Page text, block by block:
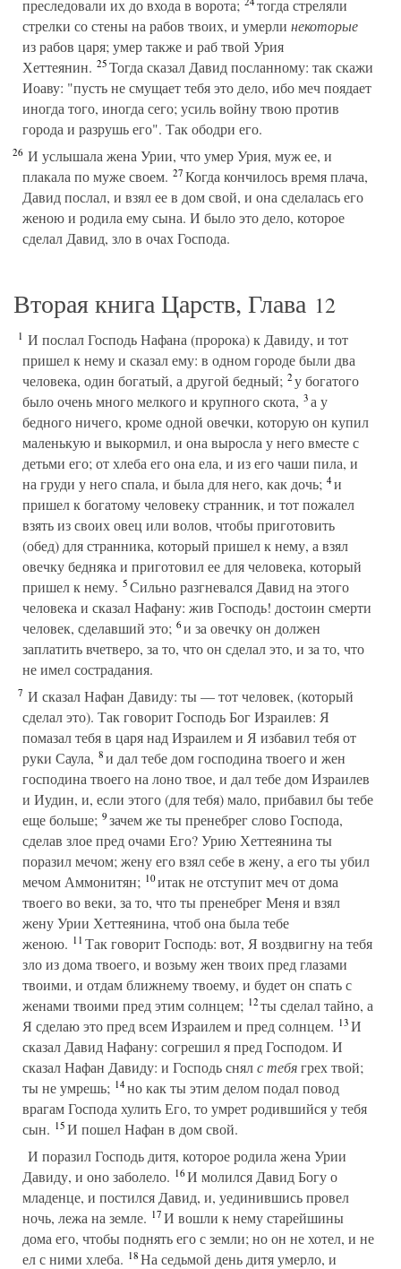
преследовали их до входа в ворота;
тогда стреляли
стрелки со стены на рабов твоих, и умерли некоторые
из рабов царя; умер также и раб твой Урия
Хеттеянин. 25Тогда сказал Давид посланному: так скажи
Иоаву: "пусть не смущает тебя это дело, ибо меч поядает
иногда того, иногда сего; усиль войну твою против
города и разрушь его". Так ободри его.
26 И услышала жена Урии, что умер Урия, муж ее, и
плакала по муже своем. 27Когда кончилось время плача,
Давид послал, и взял ее в дом свой, и она сделалась его
женою и родила ему сына. И было это дело, которое
сделал Давид, зло в очах Господа.
Вторая книга Царств, Глава 12
1 И послал Господь Нафана (пророка) к Давиду, и тот
пришел к нему и сказал ему: в одном городе были два
человека, один богатый, а другой бедный; 2у богатого
было очень много мелкого и крупного скота, 3а у
бедного ничего, кроме одной овечки, которую он купил
маленькую и выкормил, и она выросла у него вместе с
детьми его; от хлеба его она ела, и из его чаши пила, и
на груди у него спала, и была для него, как дочь; 4и
пришел к богатому человеку странник, и тот пожалел
взять из своих овец или волов, чтобы приготовить
(обед) для странника, который пришел к нему, а взял
овечку бедняка и приготовил ее для человека, который
пришел к нему. 5Сильно разгневался Давид на этого
человека и сказал Нафану: жив Господь! достоин смерти
человек, сделавший это; 6и за овечку он должен
заплатить вчетверо, за то, что он сделал это, и за то, что
не имел сострадания.
7 И сказал Нафан Давиду: ты — тот человек, (который
сделал это). Так говорит Господь Бог Израилев: Я
помазал тебя в царя над Израилем и Я избавил тебя от
руки Саула, 8и дал тебе дом господина твоего и жен
господина твоего на лоно твое, и дал тебе дом Израилев
и Иудин, и, если этого (для тебя) мало, прибавил бы тебе
еще больше; 9зачем же ты пренебрег слово Господа,
сделав злое пред очами Его? Урию Хеттеянина ты
поразил мечом; жену его взял себе в жену, а его ты убил
мечом Аммонитян; 10итак не отступит меч от дома
твоего во веки, за то, что ты пренебрег Меня и взял
жену Урии Хеттеянина, чтоб она была тебе
женою. 11Так говорит Господь: вот, Я воздвигну на тебя
зло из дома твоего, и возьму жен твоих пред глазами
твоими, и отдам ближнему твоему, и будет он спать с
женами твоими пред этим солнцем; 12ты сделал тайно, а
Я сделаю это пред всем Израилем и пред солнцем. 13И
сказал Давид Нафану: согрешил я пред Господом. И
сказал Нафан Давиду: и Господь снялс тебягрех твой;
ты не умрешь; 14но как ты этим делом подал повод
врагам Господа хулить Его, то умрет родившийся у тебя
сын. 15И пошел Нафан в дом свой.
И поразил Господь дитя, которое родила жена Урии
Давиду, и оно заболело. 16И молился Давид Богу о
младенце, и постился Давид, и, уединившись провел
ночь, лежа на земле. 17И вошли к нему старейшины
дома его, чтобы поднять его с земли; но он не хотел, и не
ел с ними хлеба. 18На седьмой день дитя умерло, и